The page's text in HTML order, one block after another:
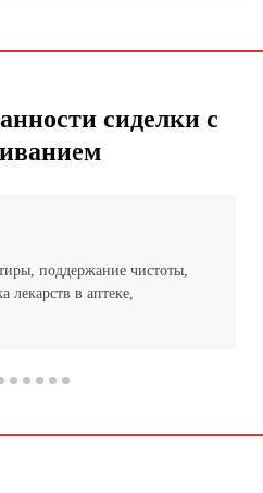
сиделки с
поддержание чистоты,
лекарств в аптеке,